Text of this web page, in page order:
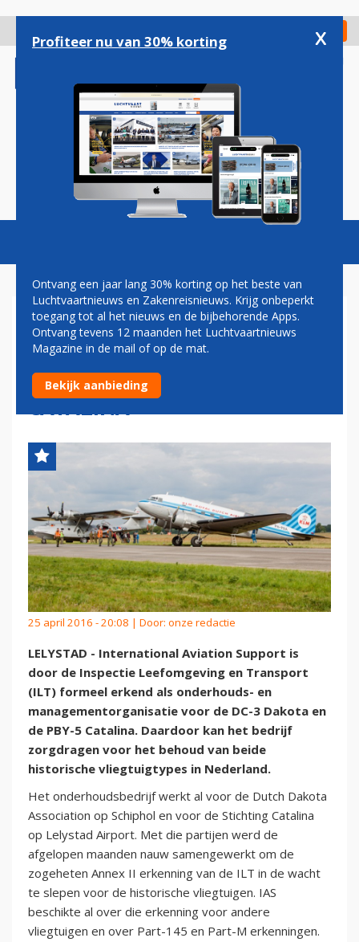
gaan
Check in
Magazine Podcasts Vacatures
INTERNATIONAL AVIATION
SUPPORT: ANNEX II
ERKENNING VOOR DC-3 EN
CATALINA
25 april 2016 - 20:08 | Door: onze redactie
LELYSTAD - International Aviation Support is
door de Inspectie Leefomgeving en Transport
(ILT) formeel erkend als onderhouds- en
managementorganisatie voor de DC-3 Dakota en
de PBY-5 Catalina. Daardoor kan het bedrijf
zorgdragen voor het behoud van beide
historische vliegtuigtypes in Nederland.
Het onderhoudsbedrijf werkt al voor de Dutch Dakota
Association op Schiphol en voor de Stichting Catalina
op Lelystad Airport. Met die partijen werd de
afgelopen maanden nauw samengewerkt om de
zogeheten Annex II erkenning van de ILT in de wacht
te slepen voor de historische vliegtuigen. IAS
beschikte al over die erkenning voor andere
vliegtuigen en over Part-145 en Part-M erkenningen.
Profiteer nu van 30% korting x
Ontvang een jaar lang 30% korting op het beste van
Luchtvaartnieuws en Zakenreisnieuws. Krijg onbeperkt
toegang tot al het nieuws en de bijbehorende Apps.
Ontvang tevens 12 maanden het Luchtvaartnieuws
Magazine in de mail of op de mat.
Bekijk aanbieding